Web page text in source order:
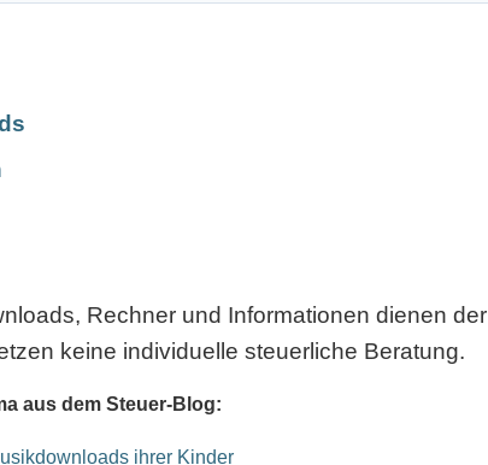
Rechner und Informationen dienen der
keine individuelle steuerliche Beratung.
aus dem Steuer-Blog:
ihrer Kinder